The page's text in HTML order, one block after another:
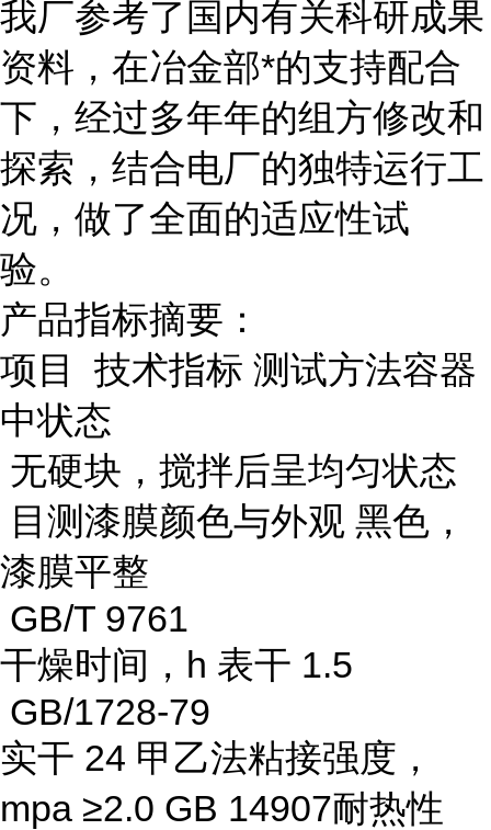
我厂参考了国内有关科研成果
资料，在冶金部*的支持配合
下，经过多年年的组方修改和
探索，结合电厂的独特运行工
况，做了全面的适应性试
验。
产品指标摘要：
项目 技术指标 测试方法容器
中状态
无硬块，搅拌后呈均匀状态
目测漆膜颜色与外观 黑色，
漆膜平整
GB/T 9761
干燥时间，h 表干 1.5
GB/1728-79
实干 24 甲乙法粘接强度，
mpa ≥2.0 GB 14907耐热性